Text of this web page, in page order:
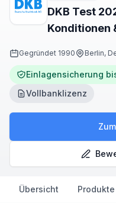
DKB Test
Konditionen
Gegründet 1990 Berlin,
Einlagensicherung
Vollbanklizenz
Übersicht Produkte